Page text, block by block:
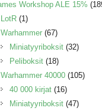
Workshop ALE 15%
LotR (1)
Warhammer (67)
Miniatyyriboksit (32)
Peliboksit (18)
Warhammer 40000 (105)
40 000 kirjat (16)
Miniatyyriboksit (47)